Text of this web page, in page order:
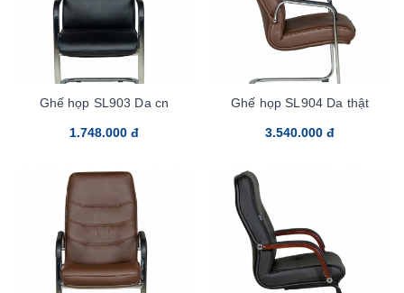
Ghế họp SL903 Da cn
1.748.000 đ
Ghế họp SL904 Da thật
3.540.000 đ